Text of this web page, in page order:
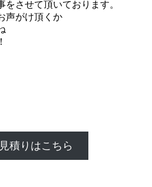
させて頂いております。
声がけ頂くか
積りはこちら